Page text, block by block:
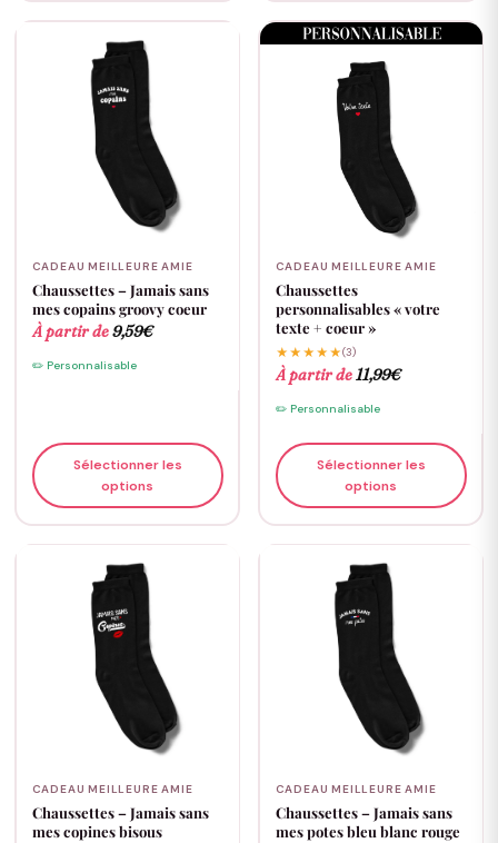
CADEAU MEILLEURE AMIE
Chaussettes – Jamais sans
mes copains groovy coeur
À partir de9,59€
✏️ Personnalisable
Sélectionner les
options
CADEAU MEILLEURE AMIE
Chaussettes
personnalisables « votre
texte + coeur »
★★★★★(3)
À partir de11,99€
✏️ Personnalisable
Sélectionner les
options
CADEAU MEILLEURE AMIE
Chaussettes – Jamais sans
mes copines bisous
CADEAU MEILLEURE AMIE
Chaussettes – Jamais sans
mes potes bleu blanc rouge